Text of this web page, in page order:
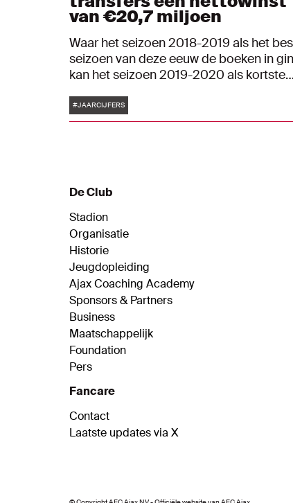
van €20,7 miljoen
Waar het seizoen 2018-2019 als het
seizoen van deze eeuw de boeken in
kan het seizoen 2019-2020 als kortste
het coronavirus zijn alle nationale
competities voortijdig beëindigd.
coronavirus is de financiële impact in het
mede dankzij de steun van de fans en
partners.
Tags
#JAARCIJFERS
De Club
Stadion
Organisatie
Historie
Jeugdopleiding
Ajax Coaching Academy
Sponsors & Partners
Business
Maatschappelijk
Foundation
Pers
Fancare
Contact
Laatste updates via X